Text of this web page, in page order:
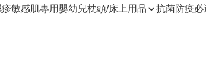
敏感肌專用嬰幼兒枕頭/床上用品 抗菌防疫必